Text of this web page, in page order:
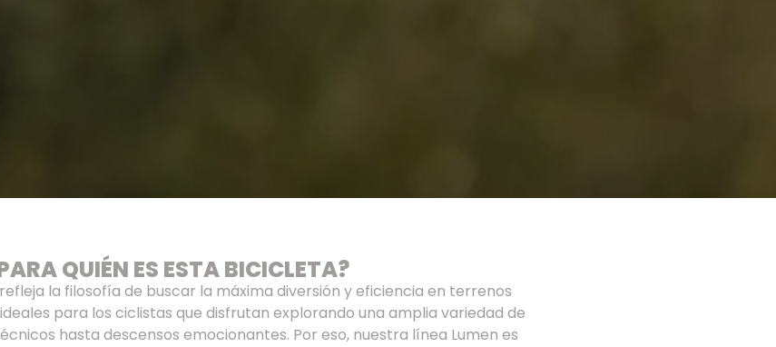
QUIÉN ES ESTA BICICLETA?
la filosofía de buscar la máxima diversión y eficiencia en terrenos
para los ciclistas que disfrutan explorando una amplia variedad de
hasta descensos emocionantes. Por eso, nuestra línea Lumen es